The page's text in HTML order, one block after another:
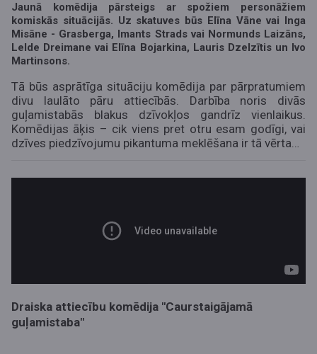
Jaunā komēdija pārsteigs ar spožiem personāžiem
komiskās situācijās. Uz skatuves būs Elīna Vāne vai Inga
Misāne - Grasberga, Imants Strads vai Normunds Laizāns,
Lelde Dreimane vai Elīna Bojarkina, Lauris Dzelzītis un Ivo
Martinsons.
Tā būs asprātīga situāciju komēdija par pārpratumiem
divu laulāto pāru attiecībās. Darbība noris divās
guļamistabās blakus dzīvokļos gandrīz vienlaikus.
Komēdijas āķis – cik viens pret otru esam godīgi, vai
dzīves piedzīvojumu pikantuma meklēšana ir tā vērta…
Draiska attiecību komēdija "Caurstaigājamā
guļamistaba"